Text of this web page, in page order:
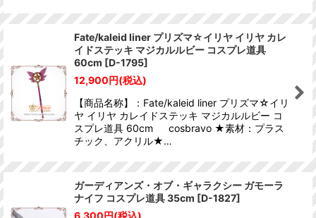
Fate/kaleid liner プリズマ☆イリヤ イリヤ カレ
イドステッキ マジカルルビー コスプレ道具
60cm [D-1795]
12,900円(税込)
【商品名称】：Fate/kaleid liner プリズマ☆イリ
ヤ イリヤ カレイドステッキ マジカルルビー コ
スプレ道具 60cm cosbravo ★素材：プラス
チック、アクリル★…
ガーディアンズ・オブ・ギャラクシー ガモーラ
ナイフ コスプレ道具 35cm [D-1827]